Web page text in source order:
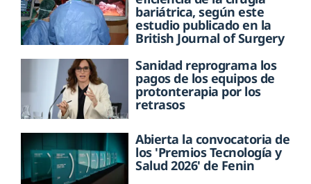
bariátrica, según este
estudio publicado en la
British Journal of Surgery
Sanidad reprograma los
pagos de los equipos de
protonterapia por los
retrasos
Abierta la convocatoria de
los 'Premios Tecnología y
Salud 2026' de Fenin